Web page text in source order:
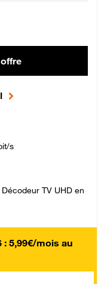
s
TV UHD en
: 5,99€/mois au